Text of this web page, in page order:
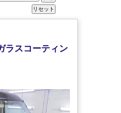
スコーティン